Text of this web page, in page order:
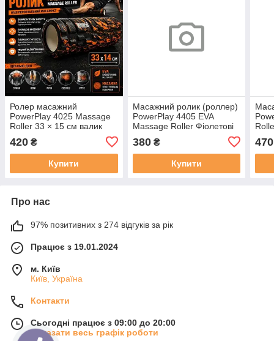
Ролер масажний
PowerPlay 4025 Massage
Roller 33 × 15 см валик
релізу тренувань і масажу
спини
420 ₴
Купити
Масажний ролик (роллер)
PowerPlay 4405 EVA
Massage Roller Фіолетові
380₴
Купити
470
Про нас
97% позитивних з 274 відгуків за рік
Працює з 19.01.2024
м. Київ
Київ, Україна
Контакти
Сьогодні працює з 09:00 до 20:00
Показати весь графік роботи